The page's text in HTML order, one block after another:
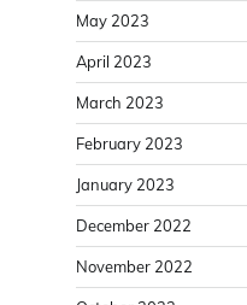
May 2023
April 2023
March 2023
February 2023
January 2023
December 2022
November 2022